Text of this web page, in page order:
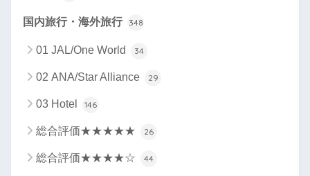
国内旅行・海外旅行 348
01 JAL/One World 34
02 ANA/Star Alliance 29
03 Hotel 146
総合評価★★★★★ 26
総合評価★★★★☆ 44